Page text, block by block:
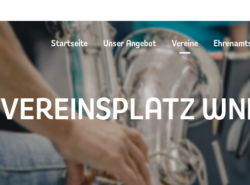
Startseite Unser Angebot Vereine
VEREINSPLATZ